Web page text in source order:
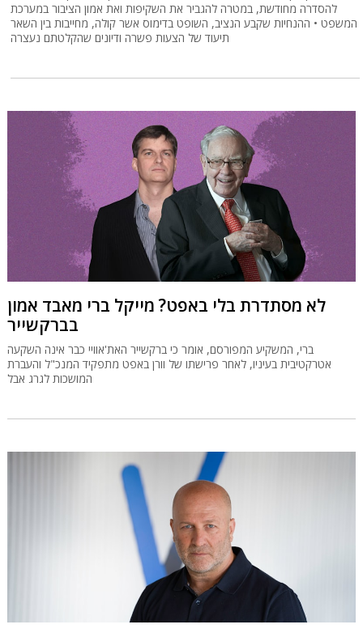
להסדרה מחודשת, במטרה להגביר את השקיפות ואת אמון הציבור במערכת
המשפט • ההנחיות שקבע הנציב, השופט בדימוס אשר קולה, מחייבות בין השאר
תיעוד של הצעות פשרה ודיונים שהקלטתם נעצרה
לא מסתדרת בלי באפט? מייקל ברי מאבד אמון
בברקשייר
ברי, המשקיע המפורסם, אומר כי ברקשייר האת'אוויי כבר אינה השקעה
אטרקטיבית בעיניו, לאחר פרישתו של וורן באפט מתפקיד המנכ"ל והעברת
המושכות לגרג אבל